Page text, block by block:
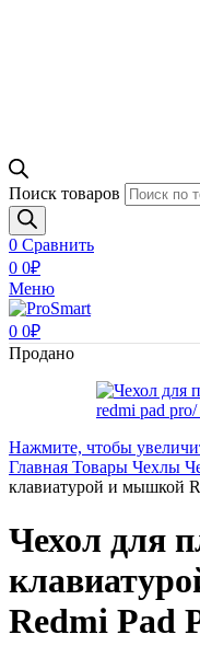
Поиск товаров
0 Сравнить
0 0₽
Меню
0 0₽
Продано
Нажмите, чтобы
Главная Товары Чехлы
клавиатурой и мышкой
Чехол для
Redmi Pad